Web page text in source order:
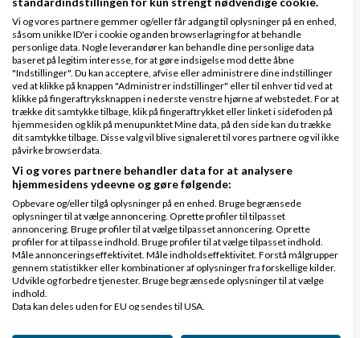
Køb en virksomhed
Køb en virksomhed med
kunder og omsætning hos Saxis
www.saxis.dk
Dinero Regnskabsprogram
Opret nemt og hurtigt fakturaer
Lav gratis bruger på Dinero i dag
www.dinero.dk
Nye ekspertblog-indlæg om Start af virksomhed
Vi og vores partnere gemmer og/eller får adgang til oplysninger på en enhed,
såsom unikke ID'er i cookie og anden browserlagring for at behandle
personlige data. Nogle leverandører kan behandle dine personlige data
baseret på legitim interesse, for at gøre indsigelse mod dette åbne
"Indstillinger". Du kan acceptere, afvise eller administrere dine indstillinger
ved at klikke på knappen "Administrer indstillinger" eller til enhver tid ved at
klikke på fingeraftryksknappen i nederste venstre hjørne af webstedet. For at
trække dit samtykke tilbage, klik på fingeraftrykket eller linket i sidefoden på
hjemmesiden og klik på menupunktet Mine data, på den side kan du trække
dit samtykke tilbage. Disse valg vil blive signaleret til vores partnere og vil ikke
påvirke browserdata.
Vi og vores partnere behandler data for at analysere
hjemmesidens ydeevne og gøre følgende:
Opbevare og/eller tilgå oplysninger på en enhed. Bruge begrænsede
oplysninger til at vælge annoncering. Oprette profiler til tilpasset
annoncering. Bruge profiler til at vælge tilpasset annoncering. Oprette
profiler for at tilpasse indhold. Bruge profiler til at vælge tilpasset indhold.
Måle annonceringseffektivitet. Måle indholdseffektivitet. Forstå målgrupper
gennem statistikker eller kombinationer af oplysninger fra forskellige kilder.
Udvikle og forbedre tjenester. Bruge begrænsede oplysninger til at vælge
indhold.
Data kan deles uden for EU og sendes til USA.